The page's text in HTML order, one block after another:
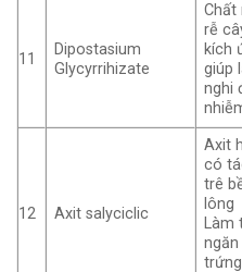
11
Dipostasium
Glycyrrihizate
Chất
rễ
kích
giúp
nghi
12 Axit salyciclic
Axit
có
trê
lông
Làm